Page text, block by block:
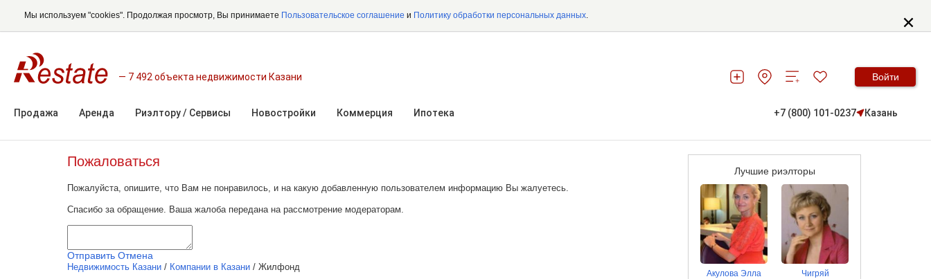
Мы используем "cookies". Продолжая просмотр, Вы принимаете Пользовательское соглашение и Политику обработки персональных данных.
7 492 объекта недвижимости Казани Войти
Продажа Аренда Риэлтору / Сервисы Новостройки Коммерция Ипотека +7 (800) 101-0237 Казань
Пожаловаться
Пожалуйста, опишите, что Вам не понравилось, и на какую добавленную пользователем информацию Вы жалуетесь.
Спасибо за обращение. Ваша жалоба передана на рассмотрение модераторам.
Отправить Отмена
Недвижимость Казани / Компании в Казани / Жилфонд
Лучшие риэлторы
Акулова Элла
Чигряй